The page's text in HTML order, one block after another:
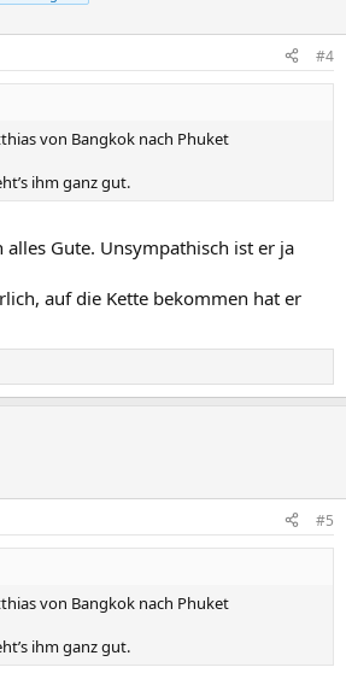
#4
von Bangkok nach Phuket
ihm ganz gut.
Gute. Unsympathisch ist er ja
auf die Kette bekommen hat er
#5
von Bangkok nach Phuket
ihm ganz gut.